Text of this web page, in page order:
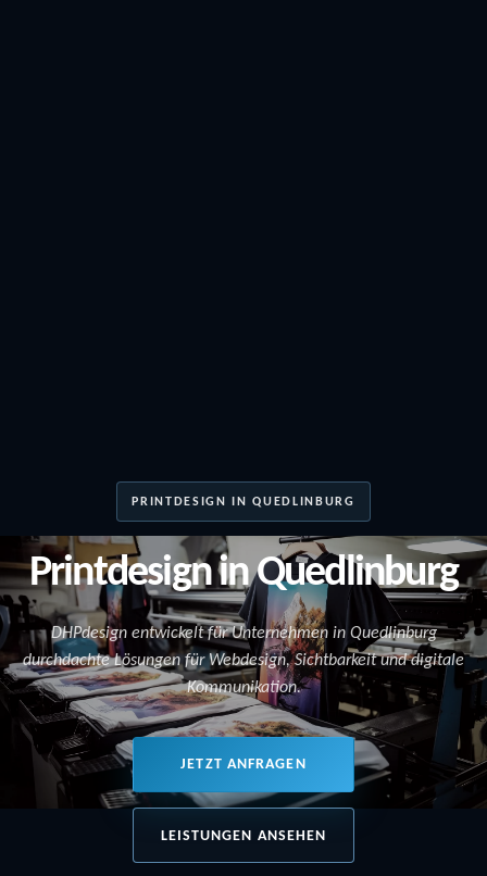
PRINTDESIGN IN QUEDLINBURG
Printdesign in Quedlinburg
DHPdesign entwickelt für Unternehmen in Quedlinburg
durchdachte Lösungen für Webdesign, Sichtbarkeit und digitale
Kommunikation.
JETZT ANFRAGEN
LEISTUNGEN ANSEHEN